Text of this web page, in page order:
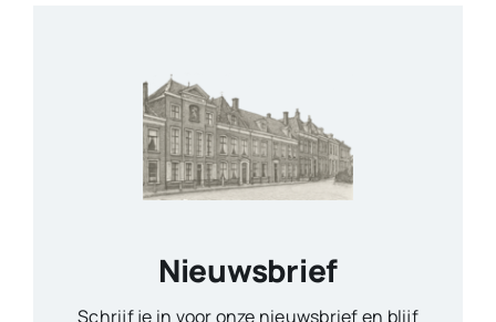
KvK 40324336 – ANBI / RSIN 8165.42.296 – Bank
NL42 RABO 0301 9522 48